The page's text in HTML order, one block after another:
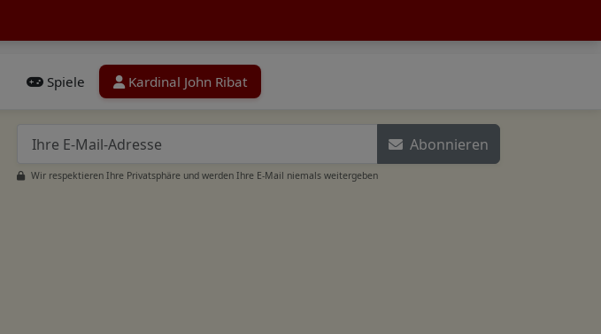
Spiele Kardinal John Ribat
Abonnieren
Wir respektieren Ihre Privatsphäre und werden Ihre E-Mail niemals weitergeben